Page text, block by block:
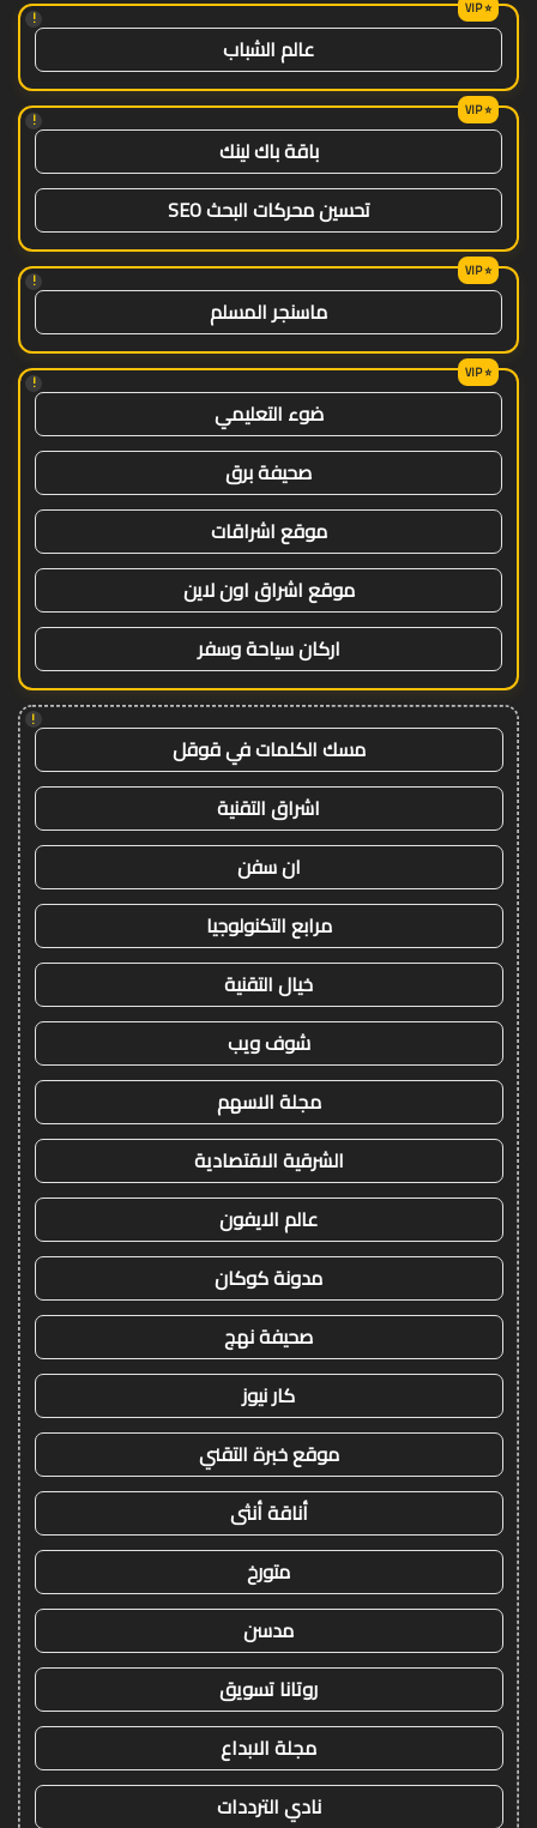
!
عالم الشباب
!
باقة باك لينك
تحسين محركات البحث SEO
!
ماسنجر المسلم
!
ضوء التعليمي
صحيفة برق
موقع اشراقات
موقع اشراق اون لاين
اركان سياحة وسفر
!
مسك الكلمات في قوقل
اشراق التقنية
ان سفن
مرابع التكنولوجيا
خيال التقنية
شوف ويب
مجلة الاسهم
الشرقية الاقتصادية
عالم الايفون
مدونة كوكان
صحيفة نهج
كار نيوز
موقع خبرة التقني
أناقة أنثى
متورخ
مدسن
روتانا تسويق
مجلة الابداع
نادي الترددات